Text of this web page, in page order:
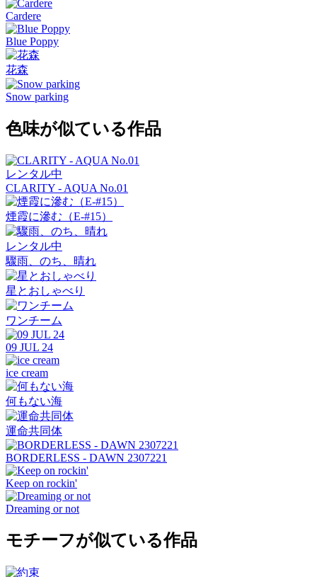
Cardere
Blue Poppy
花森
Snow parking
色味が似ている作品
レンタル中
CLARITY - AQUA No.01
煙霞に滲む（E-#15）
レンタル中
驟雨、のち、晴れ
星とおしゃべり
ワンチーム
09 JUL 24
ice cream
何もない海
運命共同体
BORDERLESS - DAWN 2307221
Keep on rockin'
Dreaming or not
モチーフが似ている作品